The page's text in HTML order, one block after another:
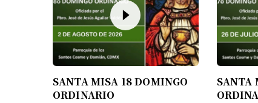
SANTA MISA 18 DOMINGO
ORDINARIO
SANTA